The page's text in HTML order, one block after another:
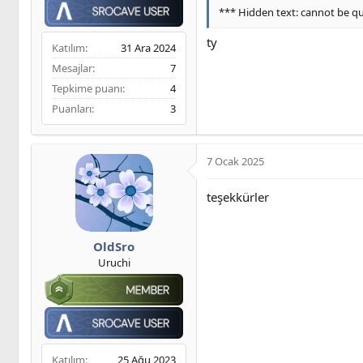
Katılım
31 Ara 2024
Mesajlar
7
Tepkime puanı
4
Puanları
3
*** Hidden text: cannot be
ty
OldSro
Uruchi
Katılım
25 Ağu 2023
7 Ocak 2025
teşekkürler